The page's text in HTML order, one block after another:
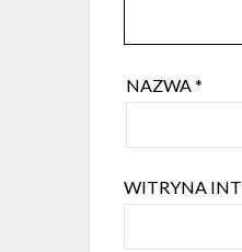
NAZWA*
WITRYNA